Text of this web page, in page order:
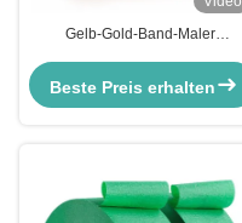
Gelb-Gold-Band-Maler
für den Schutz der Farbe Schild
Beste Preis erhalten